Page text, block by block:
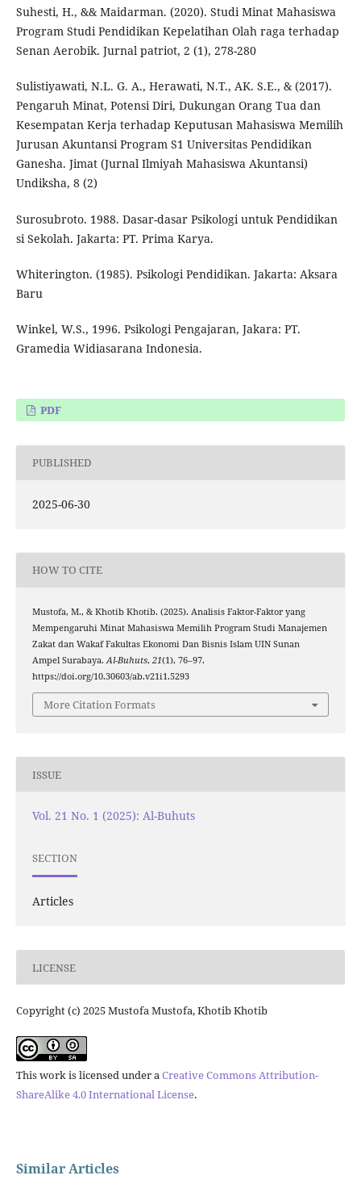
Suhesti, H., && Maidarman. (2020). Studi Minat Mahasiswa
Program Studi Pendidikan Kepelatihan Olah raga terhadap
Senan Aerobik. Jurnal patriot, 2 (1), 278-280
Sulistiyawati, N.L. G. A., Herawati, N.T., AK. S.E., & (2017).
Pengaruh Minat, Potensi Diri, Dukungan Orang Tua dan
Kesempatan Kerja terhadap Keputusan Mahasiswa Memilih
Jurusan Akuntansi Program S1 Universitas Pendidikan
Ganesha. Jimat (Jurnal Ilmiyah Mahasiswa Akuntansi)
Undiksha, 8 (2)
Surosubroto. 1988. Dasar-dasar Psikologi untuk Pendidikan
si Sekolah. Jakarta: PT. Prima Karya.
Whiterington. (1985). Psikologi Pendidikan. Jakarta: Aksara
Baru
Winkel, W.S., 1996. Psikologi Pengajaran, Jakara: PT.
Gramedia Widiasarana Indonesia.
PDF
PUBLISHED
2025-06-30
HOW TO CITE
Mustofa, M., & Khotib Khotib. (2025). Analisis Faktor-Faktor yang
Mempengaruhi Minat Mahasiswa Memilih Program Studi Manajemen
Zakat dan Wakaf Fakultas Ekonomi Dan Bisnis Islam UIN Sunan
Ampel Surabaya. Al-Buhuts, 21(1), 76–97.
https://doi.org/10.30603/ab.v21i1.5293
More Citation Formats
ISSUE
Vol. 21 No. 1 (2025): Al-Buhuts
SECTION
Articles
LICENSE
Copyright (c) 2025 Mustofa Mustofa, Khotib Khotib
This work is licensed under aCreative Commons Attribution-
ShareAlike 4.0 International License.
Similar Articles